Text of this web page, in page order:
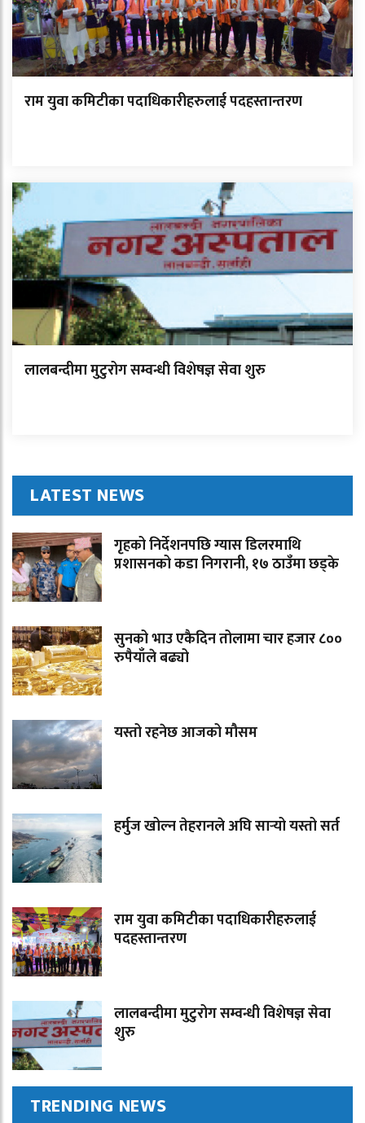
राम युवा कमिटीका पदाधिकारीहरुलाई पदहस्तान्तरण
लालबन्दीमा मुटुरोग सम्वन्धी विशेषज्ञ सेवा शुरु
LATEST NEWS
गृहको निर्देशनपछि ग्यास डिलरमाथि
प्रशासनको कडा निगरानी, १७ ठाउँमा छड्के
सुनको भाउ एकैदिन तोलामा चार हजार ८००
रुपैयाँले बढ्यो
यस्तो रहनेछ आजको मौसम
हर्मुज खोल्न तेहरानले अघि सार्‍यो यस्तो सर्त
राम युवा कमिटीका पदाधिकारीहरुलाई
पदहस्तान्तरण
लालबन्दीमा मुटुरोग सम्वन्धी विशेषज्ञ सेवा
शुरु
TRENDING NEWS